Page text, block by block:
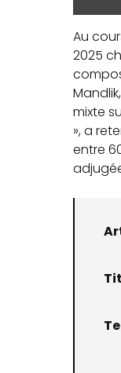
Au
2025
mixte
», a
entre